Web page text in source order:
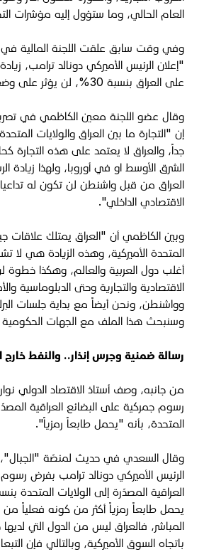
العام الحالي، وما ستؤول إليه مؤشرات
وفي وقت سابق علقت اللجنة المالية في
"إعلان الرئيس الأميركي دونالد ترامب،
على العراق بنسبة 30%، لن يؤثر على وضع العراق الاقتصادي".
وقال عضو اللجنة معين الكاظمي في
إن "التجارة ما بين العراق والولايات
جداً، والعراق لا يعتمد على هذه التجارة
الشرق الأوسط او في أوروبا، ولهذا زيادة
العراق من قبل واشنطن لن تكون له
الاقتصادي الداخلي".
وبين الكاظمي أن "العراق يمتلك علاقات
المتحدة الأميركية، وهذه الزيادة هي لا
أغلب دول العربية والعالم، وهكذا خطوة
الاقتصادية والتجارية وحتى الدبلوماسية
وواشنطن، ونحن أيضاً مع بداية جلسات
وسنبحث هذا الملف مع الجهات الحكومية
رسالة ضمنية وجرس إنذار.. والنفط خارج
من جانبه، وصف أستاذ الاقتصاد الدولي
رسوم جمركية على البضائع العراقية
المتحدة، بأنه "يحمل طابعاً رمزياً".
وقال السعدي في حديث لمنصّة "الجبال"،
الرئيس الأميركي دونالد ترامب بفرض
يحمل طابعاً رمزياً أكثر من كونه فعلياً من
المباشر، فالعراق ليس من الدول التي
باتجاه السوق الأميركية، وبالتالي فإن